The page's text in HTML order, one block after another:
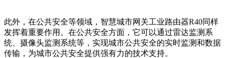
此外，在公共安全等领域，智慧城市网关工业路由器R40同样
发挥着重要作用。在公共安全方面，它可以通过雷达监测系
统、摄像头监测系统等，实现城市公共安全的实时监测和数据
传输，为城市公共安全提供强有力的技术支持。